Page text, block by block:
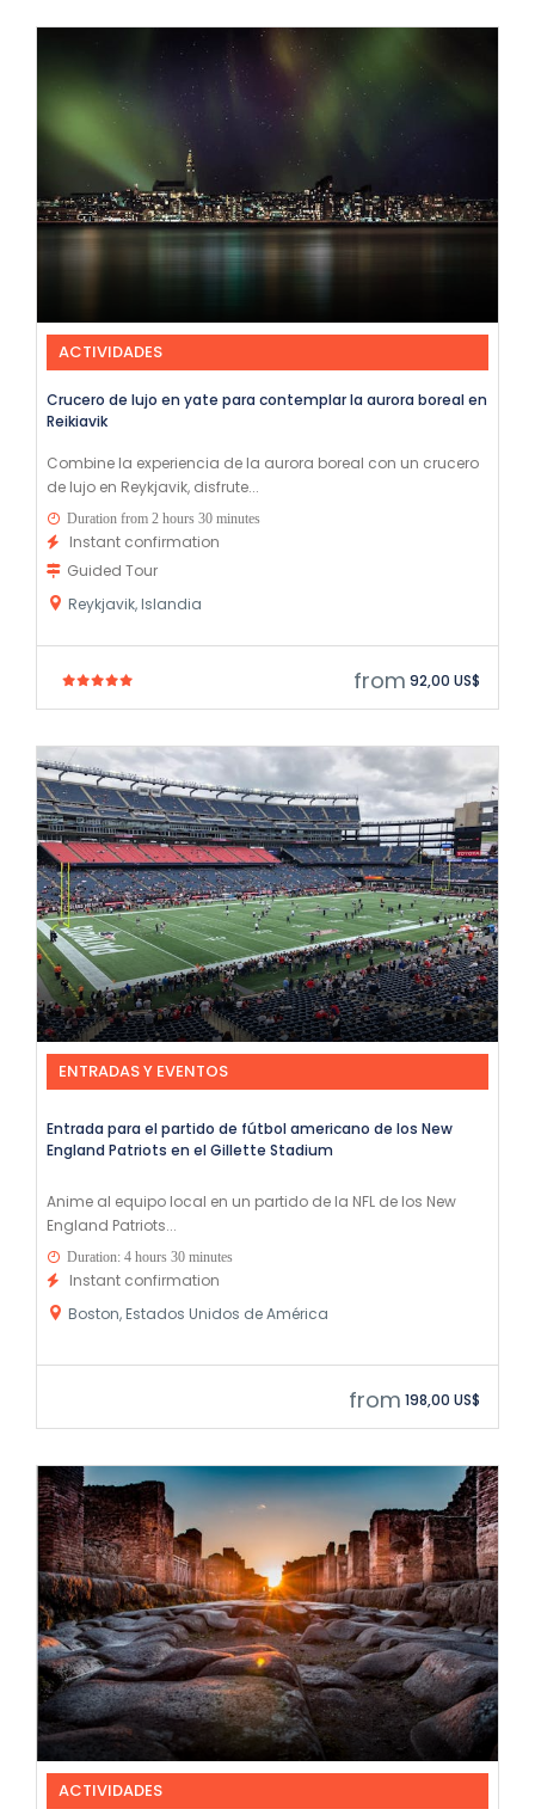
ACTIVIDADES
Crucero de lujo en yate para contemplar la aurora boreal en
Reikiavik
Combine la experiencia de la aurora boreal con un crucero
de lujo en Reykjavik, disfrute...
Duration from 2 hours 30 minutes
Instant confirmation
Guided Tour
Reykjavik, Islandia
from 92,00 US$
ENTRADAS Y EVENTOS
Entrada para el partido de fútbol americano de los New
England Patriots en el Gillette Stadium
Anime al equipo local en un partido de la NFL de los New
England Patriots...
Duration: 4 hours 30 minutes
Instant confirmation
Boston, Estados Unidos de América
from 198,00 US$
ACTIVIDADES